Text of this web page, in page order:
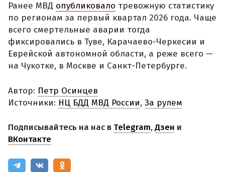
Ранее МВД опубликовало тревожную статистику
по регионам за первый квартал 2026 года. Чаще
всего смертельные аварии тогда
фиксировались в Туве, Карачаево-Черкесии и
Еврейской автономной области, а реже всего —
на Чукотке, в Москве и Санкт-Петербурге.
Автор: Петр Осинцев
Источники: НЦ БДД МВД России, За рулем
Подписывайтесь на нас в Telegram,Дзен и
ВКонтакте